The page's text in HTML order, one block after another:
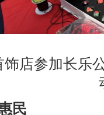
店参加长乐
民